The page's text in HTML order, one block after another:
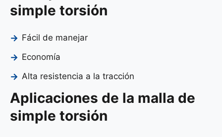
simple torsión
Fácil de manejar
Economía
Alta resistencia a la tracción
Aplicaciones de la malla de
simple torsión